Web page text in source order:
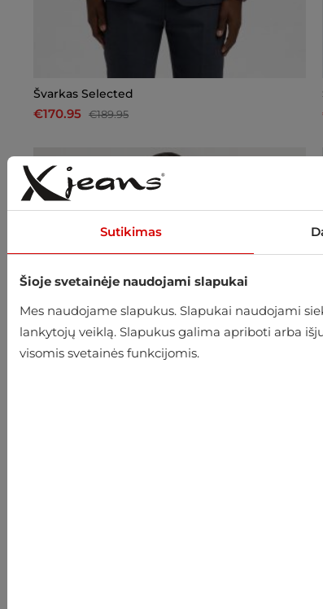
Švarkas Selected
€170.95 €189.95
-10%
Sutikimas
Šioje svetainėje naudojami slapukai
Mes naudojame slapukus. Slapukai naudojami
lankytojų veiklą. Slapukus galima apriboti arba
visomis svetainės funkcijomis.